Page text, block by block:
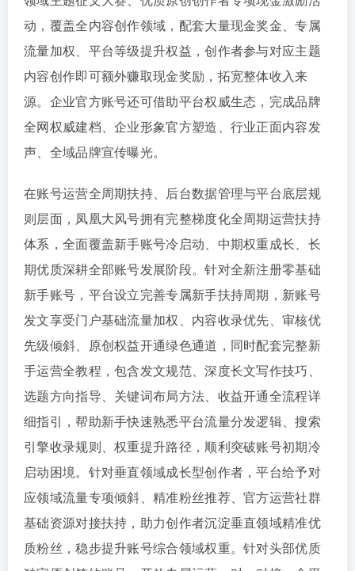
动，覆盖全内容创作领域，配套大量现金奖金、专属
流量加权、平台等级提升权益，创作者参与对应主题
内容创作即可额外赚取现金奖励，拓宽整体收入来
源。企业官方账号还可借助平台权威生态，完成品牌
全网权威建档、企业形象官方塑造、行业正面内容发
声、全域品牌宣传曝光。
在账号运营全周期扶持、后台数据管理与平台底层规
则层面，凤凰大风号拥有完整梯度化全周期运营扶持
体系，全面覆盖新手账号冷启动、中期权重成长、长
期优质深耕全部账号发展阶段。针对全新注册零基础
新手账号，平台设立完善专属新手扶持周期，新账号
发文享受门户基础流量加权、内容收录优先、审核优
先级倾斜、原创权益开通绿色通道，同时配套完整新
手运营全教程，包含发文规范、深度长文写作技巧、
选题方向指导、关键词布局方法、收益开通全流程详
细指引，帮助新手快速熟悉平台流量分发逻辑、搜索
引擎收录规则、权重提升路径，顺利突破账号初期冷
启动困境。针对垂直领域成长型创作者，平台给予对
应领域流量专项倾斜、精准粉丝推荐、官方运营社群
基础资源对接扶持，助力创作者沉淀垂直领域精准优
质粉丝，稳步提升账号综合领域权重。针对头部优质